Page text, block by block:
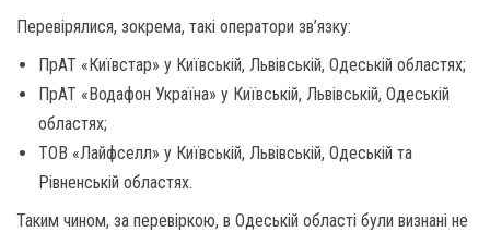
Перевірялися, зокрема, такі оператори зв’язку:
ПрАТ «Київстар» у Київській, Львівській, Одеській областях;
ПрАТ «Водафон Україна» у Київській, Львівській, Одеській
областях;
ТОВ «Лайфселл» у Київській, Львівській, Одеській та
Рівненській областях.
Таким чином, за перевіркою, в Одеській області були визнані не